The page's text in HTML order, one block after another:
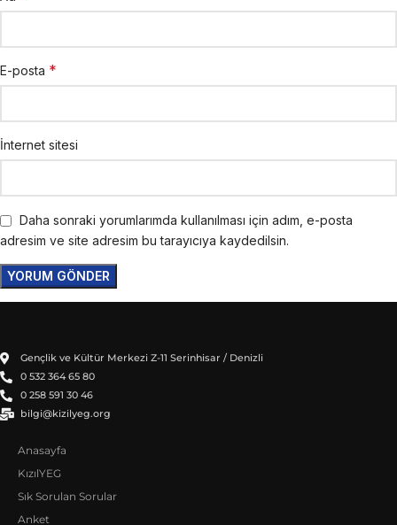
E-posta *
İnternet sitesi
Daha sonraki yorumlarımda kullanılması için adım, e-posta
adresim ve site adresim bu tarayıcıya kaydedilsin.
Gençlik ve Kültür Merkezi Z-11 Serinhisar / Denizli
0 532 364 65 80
0 258 591 30 46
bilgi@kizilyeg.org
Anasayfa
KızılYEG
Sık Sorulan Sorular
Anket